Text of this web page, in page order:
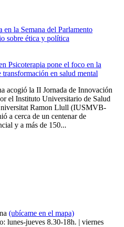
la Semana del Parlamento
sobre ética y política
Psicoterapia pone el foco en la
en salud mental
acogió la II Jornada de Innovación
el Instituto Universitario de Salud
Ramon Llull (IUSMVB-
a cerca de un centenar de
y a más de 150...
(ubícame en el mapa)
lunes-jueves 8.30-18h. | viernes